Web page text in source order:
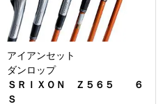
アイアンセット
ダンロップ
ＳＲＩＸＯＮ Ｚ５６５ ６
Ｓ